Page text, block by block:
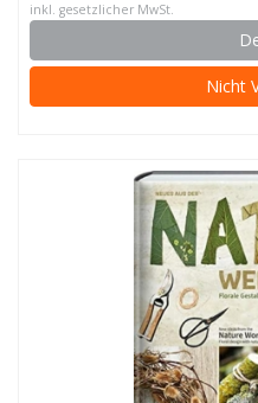
inkl. gesetzlicher MwSt.
Nicht